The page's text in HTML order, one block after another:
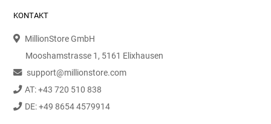
Kau-/ Fruchtgummi/ Kindersüßware
Kochgeschirr
Körperpflege
KONTAKT
MillionStore GmbH
Mooshamstrasse 1, 5161 Elixhausen
support@millionstore.com
AT: +43 720 510 838
DE: +49 8654 4579914